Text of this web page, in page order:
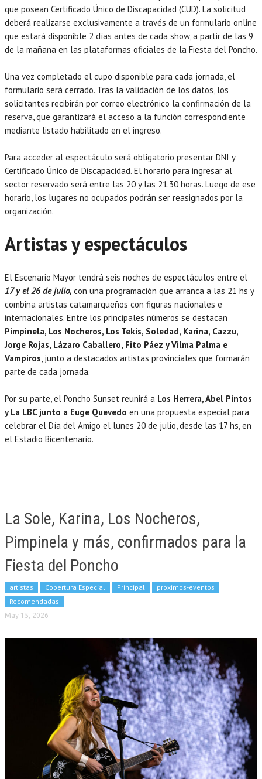
que posean Certificado Único de Discapacidad (CUD). La solicitud
deberá realizarse exclusivamente a través de un formulario online
que estará disponible 2 días antes de cada show, a partir de las 9
de la mañana en las plataformas oficiales de la Fiesta del Poncho.
Una vez completado el cupo disponible para cada jornada, el
formulario será cerrado. Tras la validación de los datos, los
solicitantes recibirán por correo electrónico la confirmación de la
reserva, que garantizará el acceso a la función correspondiente
mediante listado habilitado en el ingreso.
Para acceder al espectáculo será obligatorio presentar DNI y
Certificado Único de Discapacidad. El horario para ingresar al
sector reservado será entre las 20 y las 21.30 horas. Luego de ese
horario, los lugares no ocupados podrán ser reasignados por la
organización.
Artistas y espectáculos
El Escenario Mayor tendrá seis noches de espectáculos entre el
17 y el 26 de julio, con una programación que arranca a las 21 hs y
combina artistas catamarqueños con figuras nacionales e
internacionales. Entre los principales números se destacan
Pimpinela, Los Nocheros, Los Tekis, Soledad, Karina, Cazzu,
Jorge Rojas, Lázaro Caballero, Fito Páez y Vilma Palma e
Vampiros, junto a destacados artistas provinciales que formarán
parte de cada jornada.
Por su parte, el Poncho Sunset reunirá a Los Herrera, Abel Pintos
y La LBC junto a Euge Quevedo en una propuesta especial para
celebrar el Día del Amigo el lunes 20 de julio, desde las 17 hs, en
el Estadio Bicentenario.
La Sole, Karina, Los Nocheros,
Pimpinela y más, confirmados para la
Fiesta del Poncho
artistas Cobertura Especial Principal
proximos-eventos
Recomendadas
May 15, 2026